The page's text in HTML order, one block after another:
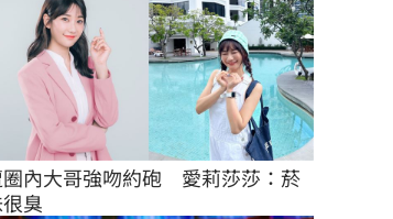
內大哥強吻約砲　愛莉莎莎：菸
臭